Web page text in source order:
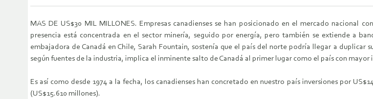
MAS DE US$30 MIL MILLONES. Empresas canadienses se han posicionado en el mercado nacional
presencia está concentrada en el sector minería, seguido por energía, pero también se extiende a
embajadora de Canadá en Chile, Sarah Fountain, sostenía que el país del norte podría llegar a
según fuentes de la industria, implica el inminente salto de Canadá al primer lugar como el país con mayor
Es así como desde 1974 a la fecha, los canadienses han concretado en nuestro país inversiones por
(US$15.610 millones).